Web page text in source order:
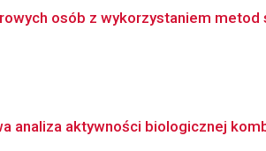
osób z wykorzystaniem
analiza aktywności biologicznej